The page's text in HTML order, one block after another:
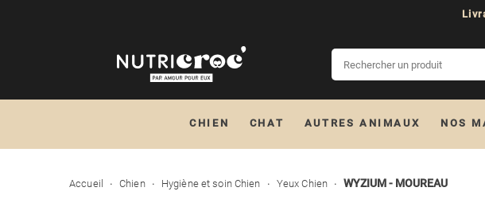
CHIEN CHAT AUTRES ANIMAUX NOS
Accueil Chien Hygiène et soin Chien Yeux Chien WYZIUM - MOUREAU